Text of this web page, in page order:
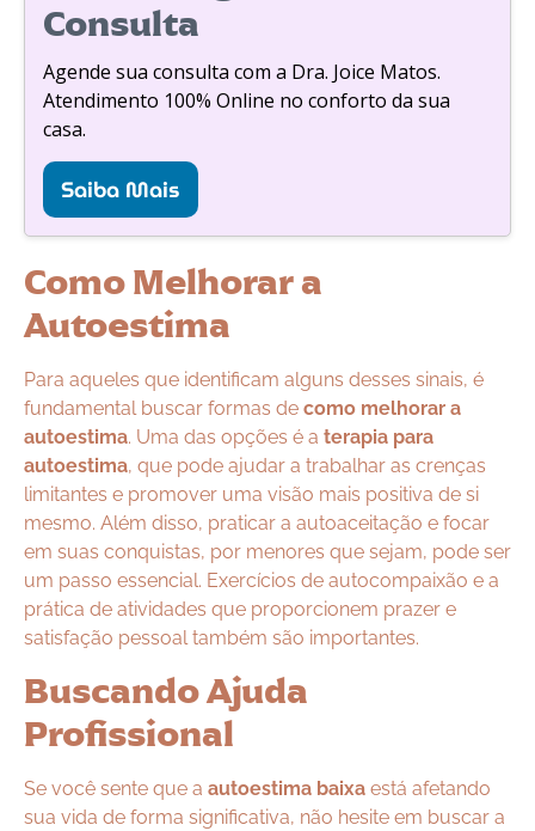
Consulta
Agende sua consulta com a Dra. Joice Matos.
Atendimento 100% Online no conforto da sua
casa.
Saiba Mais
Como Melhorar a
Autoestima
Para aqueles que identificam alguns desses sinais, é
fundamental buscar formas de como melhorar a
autoestima. Uma das opções é a terapia para
autoestima, que pode ajudar a trabalhar as crenças
limitantes e promover uma visão mais positiva de si
mesmo. Além disso, praticar a autoaceitação e focar
em suas conquistas, por menores que sejam, pode ser
um passo essencial. Exercícios de autocompaixão e a
prática de atividades que proporcionem prazer e
satisfação pessoal também são importantes.
Buscando Ajuda
Profissional
Se você sente que a autoestima baixa está afetando
sua vida de forma significativa, não hesite em buscar a